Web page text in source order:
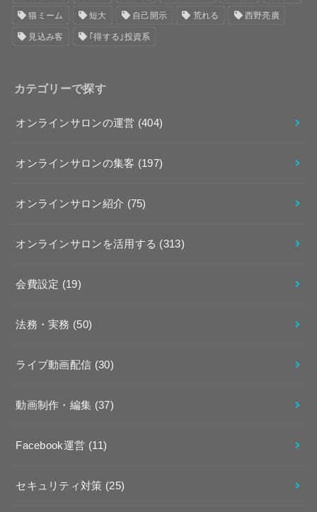
猫ミーム 短大 自己開示 荒れる 西野亮廣
見込み客 ｢得する｣投資系
カテゴリーで探す
オンラインサロンの運営 (404)
オンラインサロンの集客 (197)
オンラインサロン紹介 (75)
オンラインサロンを活用する (313)
会費設定 (19)
法務・実務 (50)
ライブ動画配信 (30)
動画制作・編集 (37)
Facebook運営 (11)
セキュリティ対策 (25)